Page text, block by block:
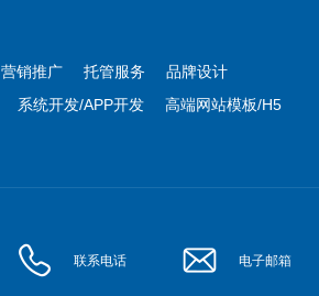
营销推广 托管服务
品牌设计
系统开发/APP开发
高端网站模板/H5
联系电话 电子邮箱